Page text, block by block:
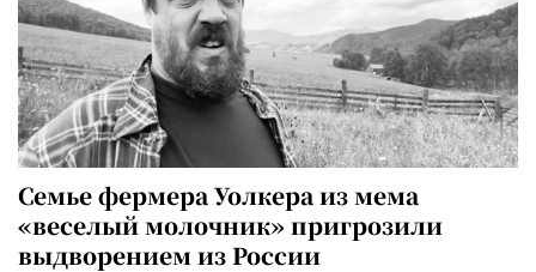
Семье фермера Уолкера из мема
«веселый молочник» пригрозили
выдворением из России